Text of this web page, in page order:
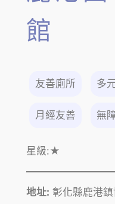
館
友善廁所 多
月經友善 無
星級:★
地址: 彰化縣鹿港